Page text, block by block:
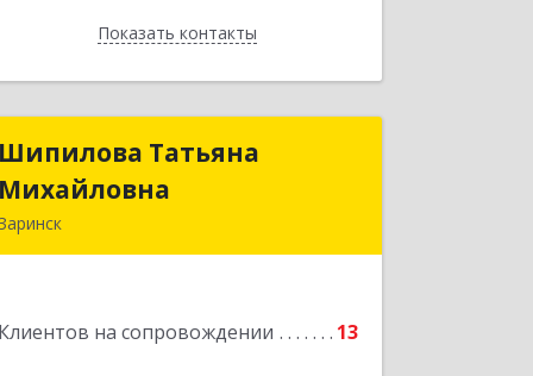
Показать контакты
Назад
Шипилова Татьяна
Михайловна
Клиентов на сопровождении 13
Шипилова Татьяна